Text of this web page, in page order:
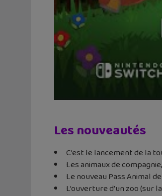
Les nouveautés
C’est le lancement de la
Les animaux de
Le nouveau Pass Animal
L’ouverture d’un zoo (sur